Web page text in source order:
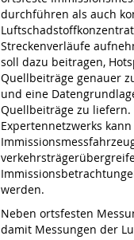
durchführen als auch
Streckenverläufe
soll dazu beitragen,
Quellbeiträge genauer
und eine
Quellbeiträge zu
Expertennetzwerks
werden.
Neben ortsfesten
damit Messungen der